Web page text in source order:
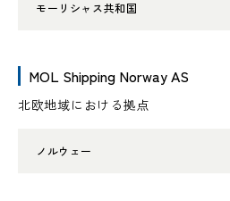
モーリシャス共和国
MOL Shipping Norway AS
北欧地域における拠点
ノルウェー